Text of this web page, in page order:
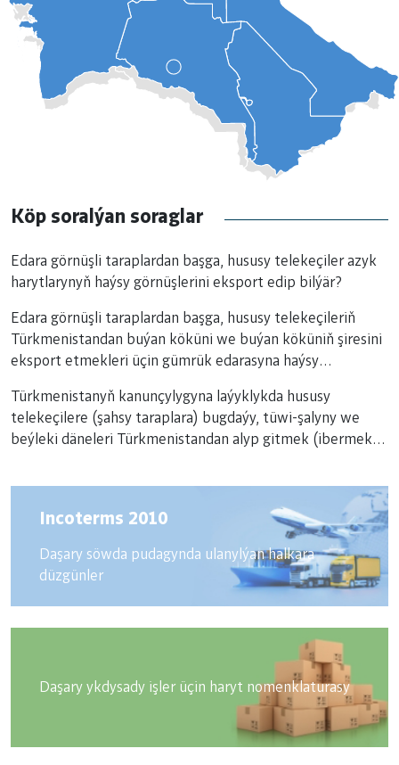
Köp soralýan soraglar
Edara görnüşli taraplardan başga, hususy telekeçiler azyk
harytlarynyň haýsy görnüşlerini eksport edip bilýär?
Edara görnüşli taraplardan başga, hususy telekeçileriň
Türkmenistandan buýan köküni we buýan köküniň şiresini
eksport etmekleri üçin gümrük edarasyna haýsy
Türkmenistanyň kanunçylygyna laýyklykda hususy
telekeçilere (şahsy taraplara) bugdaýy, tüwi-şalyny we
beýleki däneleri Türkmenistandan alyp gitmek (ibermek)
(iberilmegi) gadagan edilen dänelere degişlimi?
Incoterms 2010
Daşary söwda pudagynda ulanylýan halkara
düzgünler
Daşary ykdysady işler üçin haryt nomenklaturasy